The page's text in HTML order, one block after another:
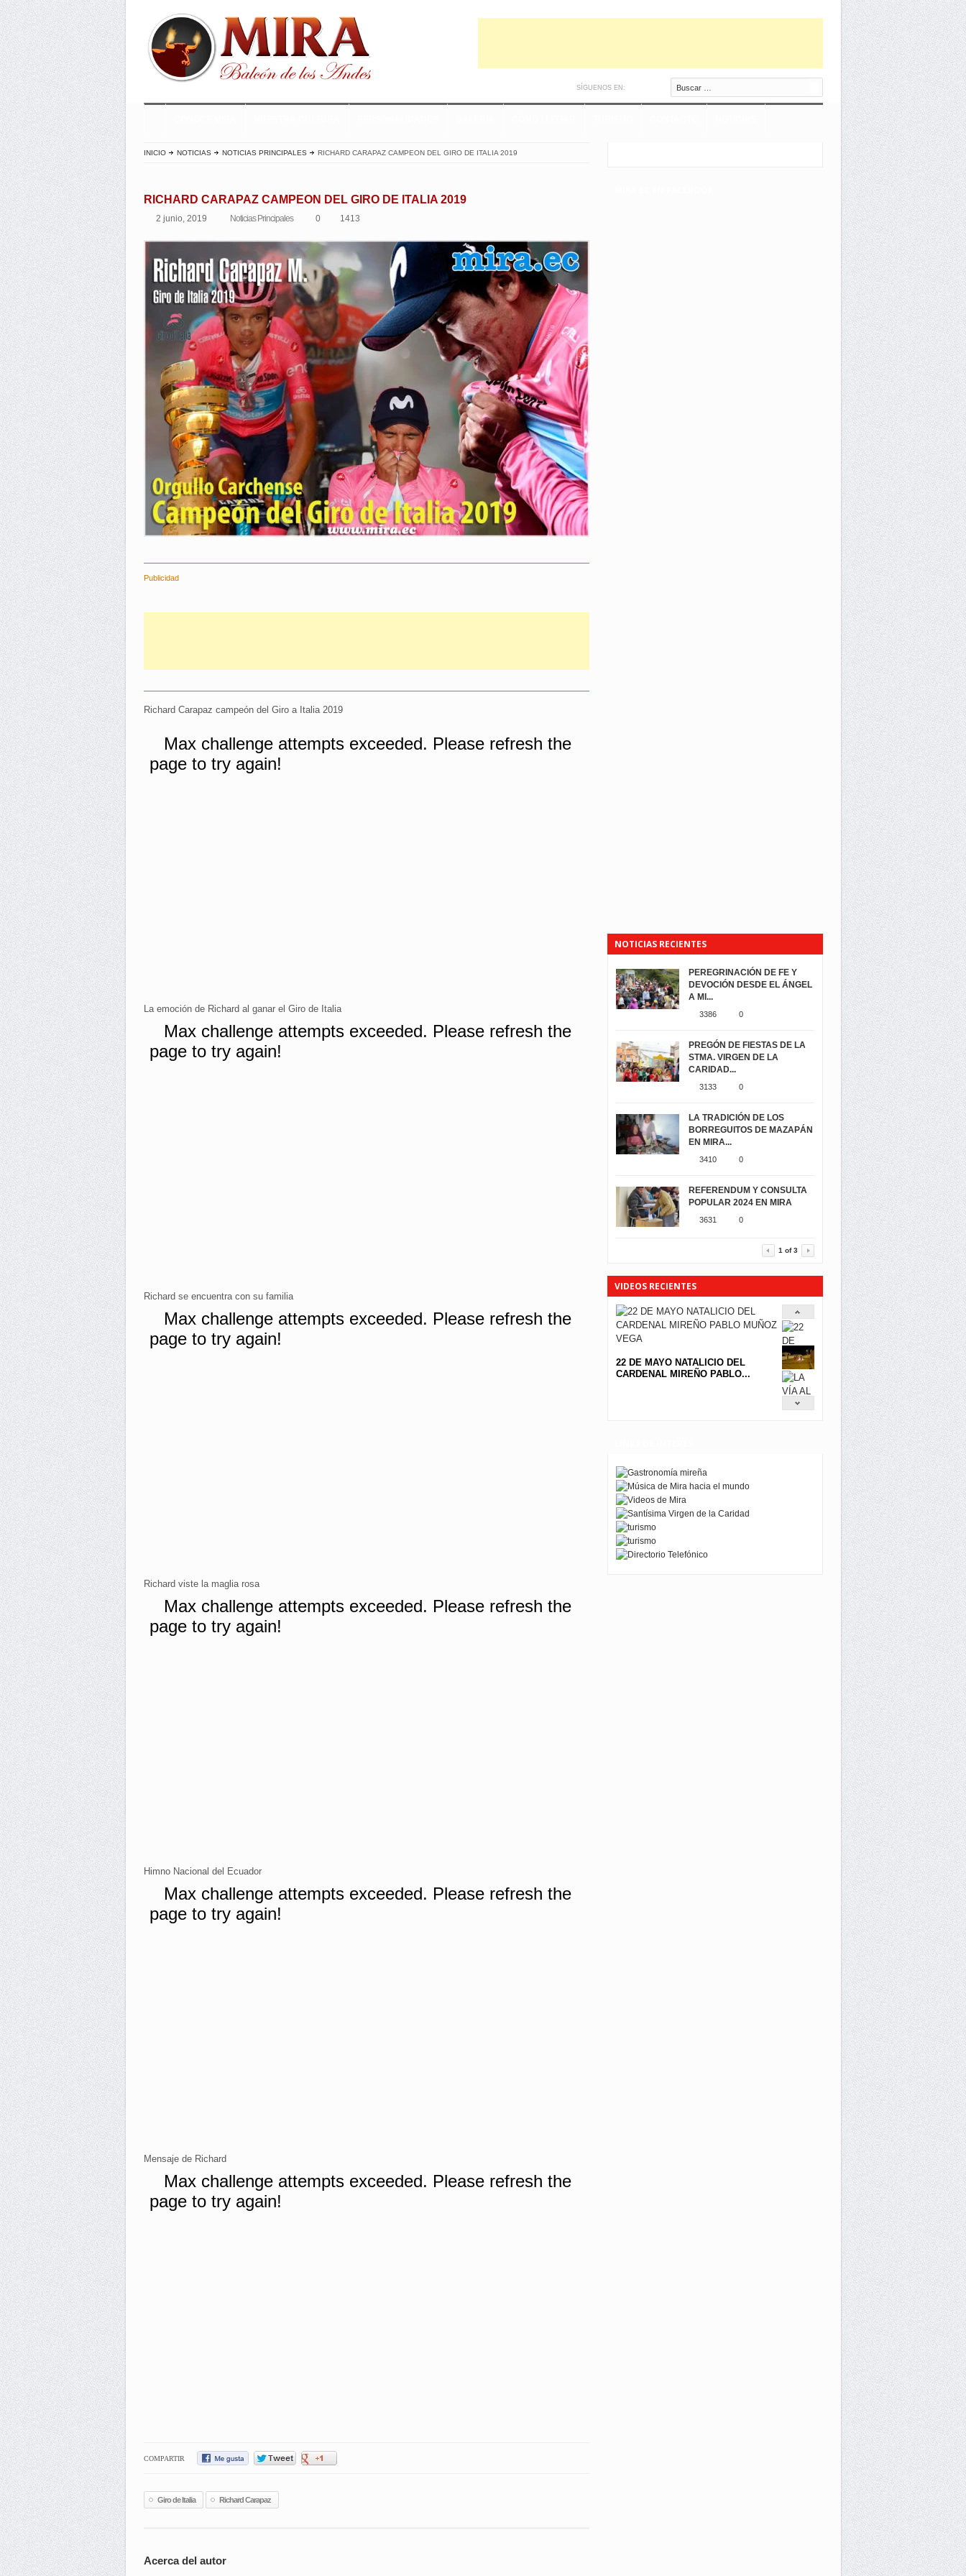
Buscar
SÍGUENOS EN:
INICIO NOTICIAS NOTICIAS PRINCIPALES RICHARD CARAPAZ CAMPEON DEL GIRO DE ITALIA 2019
RICHARD CARAPAZ CAMPEON DEL GIRO DE ITALIA 2019
2 junio, 2019 Noticias Principales 0 1413
Publicidad
Richard Carapaz campeón del Giro a Italia 2019
La emoción de Richard al ganar el Giro de Italia
Richard se encuentra con su familia
Richard viste la maglia rosa
Himno Nacional del Ecuador
Mensaje de Richard
COMPARTIR
Giro de Italia Richard Carapaz
Acerca del autor
NOTICIAS RECIENTES
PEREGRINACIÓN DE FE Y
DEVOCIÓN DESDE EL ÁNGEL
A MI...
3386 0
PREGÓN DE FIESTAS DE LA
STMA. VIRGEN DE LA
CARIDAD...
3133 0
LA TRADICIÓN DE LOS
BORREGUITOS DE MAZAPÁN
EN MIRA...
3410 0
REFERENDUM Y CONSULTA
POPULAR 2024 EN MIRA
3631 0
1 of3
VIDEOS RECIENTES
22 DE MAYO NATALICIO DEL
CARDENAL MIREÑO PABLO...